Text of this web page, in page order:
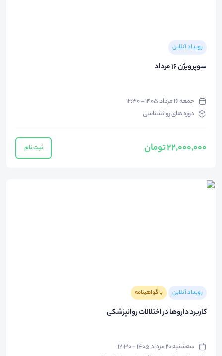
رویداد آنلاین
سوپر ویژن 16 مرداد
جمعه ۱۶ مرداد ۱۴۰۵ - ۱۲:۳۰
دوره های روانشناسی
22,000,000 تومان ثبت نام
رویداد آنلاین با گواهینامه
کاربرد داروها در اختلالات روانپزشکی
سه‌شنبه ۲۰ مرداد ۱۴۰۵ - ۱۲:۳۰